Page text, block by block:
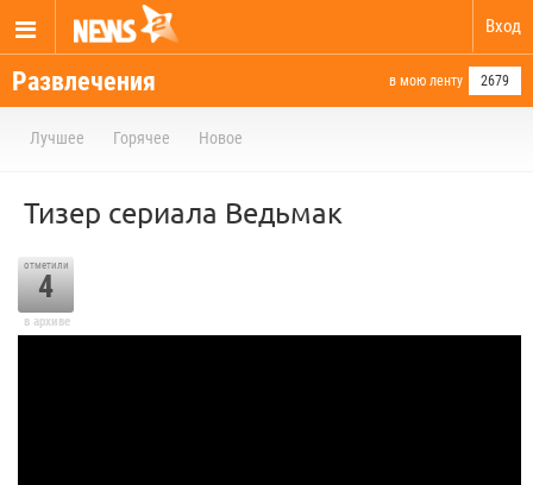
Вход
Развлечения в мою ленту 2679
Лучшее Горячее Новое
Тизер сериала Ведьмак
отметили
4
в архиве